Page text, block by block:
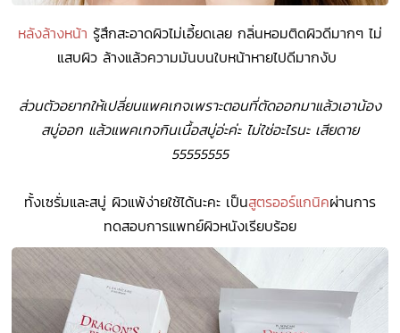
หลังล้างหน้า รู้สึกสะอาดผิวไม่เอี้ยดเลย กลิ่นหอมติดผิวดีมากๆ ไม่
แสบผิว ล้างแล้วความมันบนใบหน้าหายไปดีมากงับ
ส่วนตัวอยากให้เปลี่ยนแพคเกจเพราะตอนที่ตัดออกมาแล้วเอาน้อง
สบู่ออก แล้วแพคเกจกินเนื้อสบู่อ่ะค่ะ ไม่ใช่อะไรนะ เสียดาย
55555555
ทั้งเซรั่มและสบู่ ผิวแพ้ง่ายใช้ได้นะคะ เป็นสูตรออร์แกนิคผ่านการ
ทดสอบการแพทย์ผิวหนังเรียบร้อย